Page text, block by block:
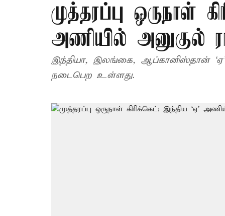
முத்தரப்பு ஒருநாள்
அணியில் அனுகுல்
இந்தியா, இலங்கை, ஆப்கானிஸ்தான்
நடைபெற உள்ளது.